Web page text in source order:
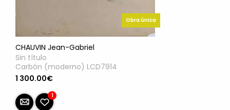
Obra única
CHAUVIN Jean-Gabriel
Sin título
Carbón (moderno) LCD7914
1 300.00€
1